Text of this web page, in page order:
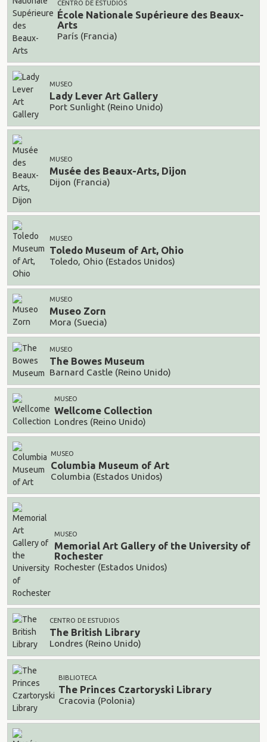
CENTRO DE ESTUDIOS
École Nationale Supérieure des Beaux-
Arts
París (Francia)
MUSEO
Lady Lever Art Gallery
Port Sunlight (Reino Unido)
MUSEO
Musée des Beaux-Arts, Dijon
Dijon (Francia)
MUSEO
Toledo Museum of Art, Ohio
Toledo, Ohio (Estados Unidos)
MUSEO
Museo Zorn
Mora (Suecia)
MUSEO
The Bowes Museum
Barnard Castle (Reino Unido)
MUSEO
Wellcome Collection
Londres (Reino Unido)
MUSEO
Columbia Museum of Art
Columbia (Estados Unidos)
MUSEO
Memorial Art Gallery of the University of
Rochester
Rochester (Estados Unidos)
CENTRO DE ESTUDIOS
The British Library
Londres (Reino Unido)
BIBLIOTECA
The Princes Czartoryski Library
Cracovia (Polonia)